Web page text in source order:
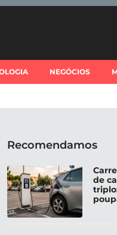
NEGÓCIOS
Recomendamos
de